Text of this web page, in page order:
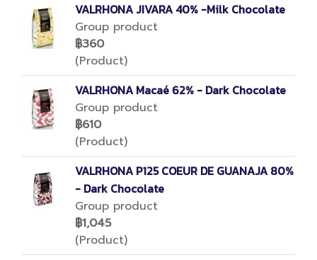
VALRHONA JIVARA 40% -Milk Chocolate
Group product
฿360
(Product)
VALRHONA Macaé 62% - Dark Chocolate
Group product
฿610
(Product)
VALRHONA P125 COEUR DE GUANAJA 80%
- Dark Chocolate
Group product
฿1,045
(Product)